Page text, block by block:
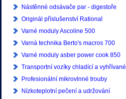
příslušenstvím
Nástěnné odsávače par - digestoře
Originál příslušenství Rational
Varné moduly Ascoline 500
Varná technika Berto's macros 700
Varné moduly asber power cook 850
Transportní vozíky chladící a vyhřívané
Profesionální mikrovlnné trouby
Samsung
Nízkoteplotní pečení a udržování